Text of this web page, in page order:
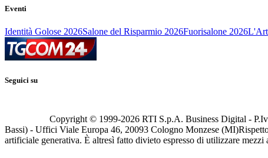
Eventi
Identità Golose 2026Salone del Risparmio 2026Fuorisalone 2026
Seguici su
Copyright © 1999-2026 RTI S.p.A. Business Digital -
Bassi) - Uffici Viale Europa 46, 20093 Cologno Monzese (MI)
artificiale generativa. È altresì fatto divieto espresso di utilizzare mezzi